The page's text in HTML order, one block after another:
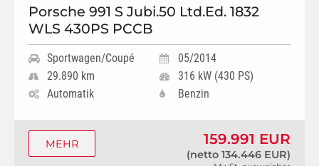
Porsche 991 S Jubi.50 Ltd.Ed. 1832
WLS 430PS PCCB
Sportwagen/Coupé
05/2014
29.890 km
316 kW (430 PS)
Automatik
Benzin
159.991 EUR
(netto 134.446 EUR)
MEHR